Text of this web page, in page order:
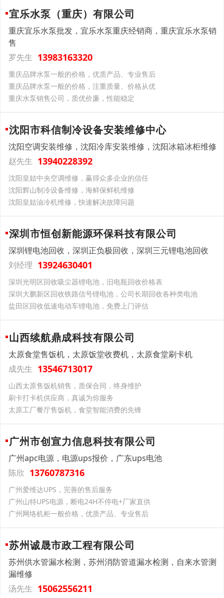
宜乐水泵（重庆）有限公司
重庆宜乐水泵批发，宜乐水泵重庆经销商，重庆宜乐水泵销
售
罗先生 13983163320
重庆品牌水泵一般的价格，优质产品、专业售后
重庆品牌水泵一般的价格，注重质量、价格从优
重庆水泵销售公司，质优价廉，性能稳定
沈阳市科信制冷设备安装维修中心
沈阳空调安装维修，沈阳冷库安装维修，沈阳冰箱冰柜维修
赵先生 13940228392
沈阳皇姑中央空调维修，赢得众多企业的信任
沈阳辉山制冷设备维修，海鲜保鲜机维修
沈阳皇姑油冷机维修，快速解决故障问题
深圳市恒创新能源环保科技有限公司
深圳锂电池回收，深圳正负极回收，深圳三元锂电池回收
刘经理 13924630401
深圳光明区回收吸尘器锂电池，旧电瓶回收价格表
深圳大鹏新区回收铁路信号锂电池，公司长期回收各种类电池
盐田区回收低速电动车锂电池，免费上门评估
山西续航鼎成科技有限公司
太原食堂售饭机，太原饭堂收费机，太原食堂刷卡机
成先生 13546713017
山西太原售饭机销售，质保合同，终身维护
刷卡打卡机供应商，真诚为你服务
太原工厂餐厅售饭机，食堂智能消费的先锋
广州市创宣力信息科技有限公司
广州apc电源，电源ups报价，广东ups电池
陈欣 13760787316
广州爱维达UPS，完善的售后服务
广州山特UPS电源，断电24H不停电+厂家直供
广州网络机柜一般价格，优质产品、专业售后
苏州诚晟市政工程有限公司
苏州供水管漏水检测，苏州消防管道漏水检测，自来水管测
漏维修
汤先生 15062556211